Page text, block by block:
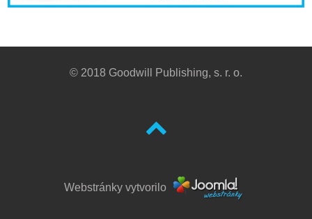
© 2018 Goodwill Publishing, s. r. o.
Webstránky vytvorilo